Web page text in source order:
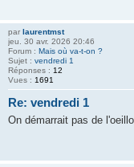
par laurentmst
jeu. 30 avr. 2026 20:46
Forum : Mais où va-t-on ?
Sujet : vendredi 1
Réponses : 12
Vues : 1691
Re: vendredi 1
On démarrait pas de